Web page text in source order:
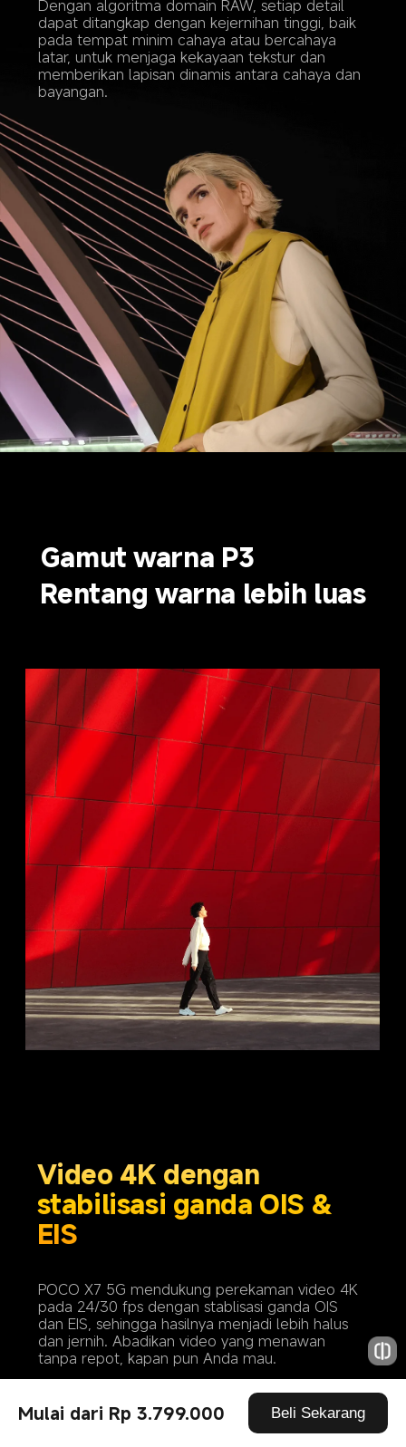
Mulai dari Rp 3.799.000 Beli Sekarang
Dengan algoritma domain RAW, setiap detail
dapat ditangkap dengan kejernihan tinggi, baik
pada tempat minim cahaya atau bercahaya
latar, untuk menjaga kekayaan tekstur dan
memberikan lapisan dinamis antara cahaya dan
bayangan.
Gamut warna P3
Rentang warna lebih luas
Video 4K dengan
stabilisasi ganda OIS &
EIS
POCO X7 5G mendukung perekaman video 4K
pada 24/30 fps dengan stablisasi ganda OIS
dan EIS, sehingga hasilnya menjadi lebih halus
dan jernih. Abadikan video yang menawan
tanpa repot, kapan pun Anda mau.